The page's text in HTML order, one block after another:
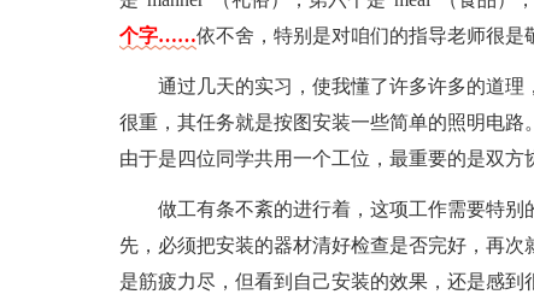
个字……依不舍，特别是对咱们的指导老师很是
通过几天的实习，使我懂了许多许多的道
很重，其任务就是按图安装一些简单的照明电路
由于是四位同学共用一个工位，最重要的是双方
做工有条不紊的进行着，这项工作需要特
先，必须把安装的器材清好检查是否完好，再
是筋疲力尽，但看到自己安装的效果，还是感